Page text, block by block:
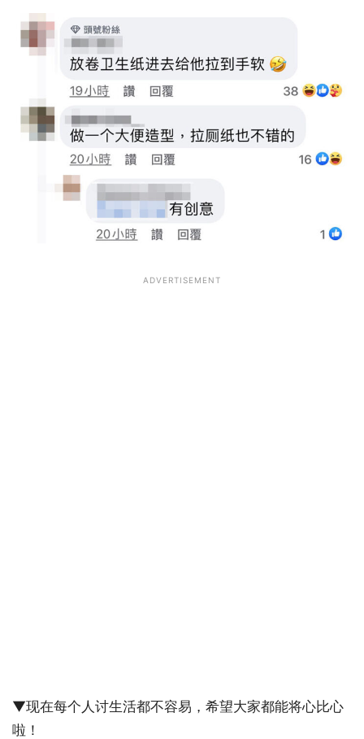
ADVERTISEMENT
▼现在每个人讨生活都不容易，希望大家都能将心比心
啦！